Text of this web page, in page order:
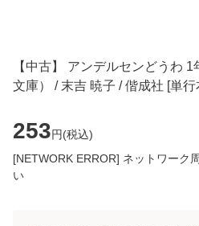
【中古】 アンデルセンどうわ
文庫） / 末吉 暁子 / 偕成社 [単行
253円(税込)
[NETWORK ERROR] ネットワーク
い